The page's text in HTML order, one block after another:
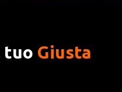
tuo Giusta